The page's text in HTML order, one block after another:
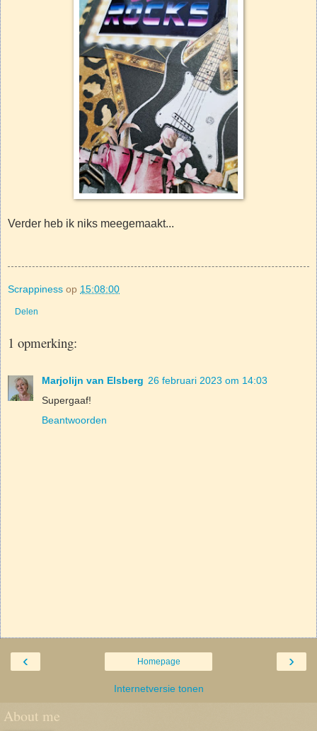
Verder heb ik niks meegemaakt...
Scrappiness op 15:08:00
Delen
1 opmerking:
Marjolijn van Elsberg 26 februari 2023 om 14:03
Supergaaf!
Beantwoorden
‹ ›
Homepage
Internetversie tonen
About me